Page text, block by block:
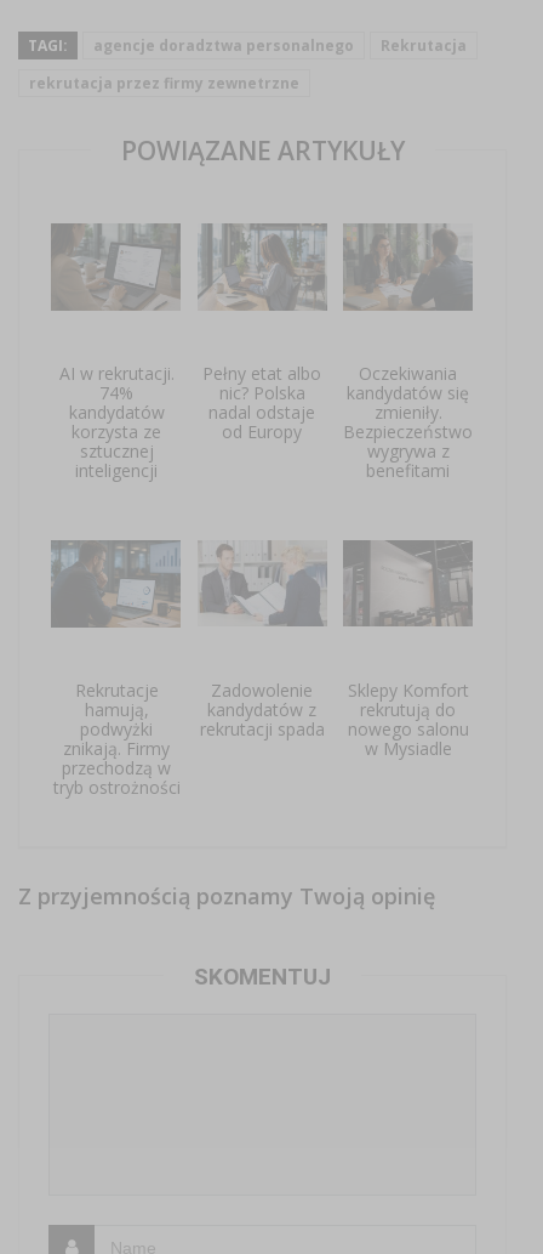
TAGI: agencje doradztwa personalnego
Rekrutacja
rekrutacja przez firmy zewnetrzne
POWIĄZANE ARTYKUŁY
AI w rekrutacji.
74%
kandydatów
korzysta ze
sztucznej
inteligencji
Pełny etat albo
nic? Polska
nadal odstaje
od Europy
Oczekiwania
kandydatów się
zmieniły.
Bezpieczeństwo
wygrywa z
benefitami
Rekrutacje
hamują,
podwyżki
znikają. Firmy
przechodzą w
tryb ostrożności
Zadowolenie
kandydatów z
rekrutacji spada
Sklepy Komfort
rekrutują do
nowego salonu
w Mysiadle
Z przyjemnością poznamy Twoją opinię
SKOMENTUJ